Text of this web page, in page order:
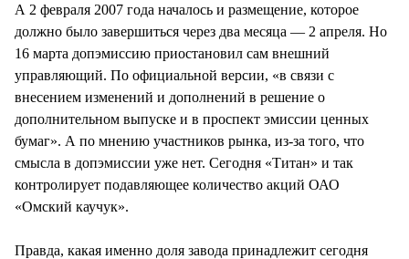
А 2 февраля 2007 года началось и размещение, которое
должно было завершиться через два месяца — 2 апреля. Но
16 марта допэмиссию приостановил сам внешний
управляющий. По официальной версии, «в связи с
внесением изменений и дополнений в решение о
дополнительном выпуске и в проспект эмиссии ценных
бумаг». А по мнению участников рынка, из-за того, что
смысла в допэмиссии уже нет. Сегодня «Титан» и так
контролирует подавляющее количество акций ОАО
«Омский каучук».
Правда, какая именно доля завода принадлежит сегодня